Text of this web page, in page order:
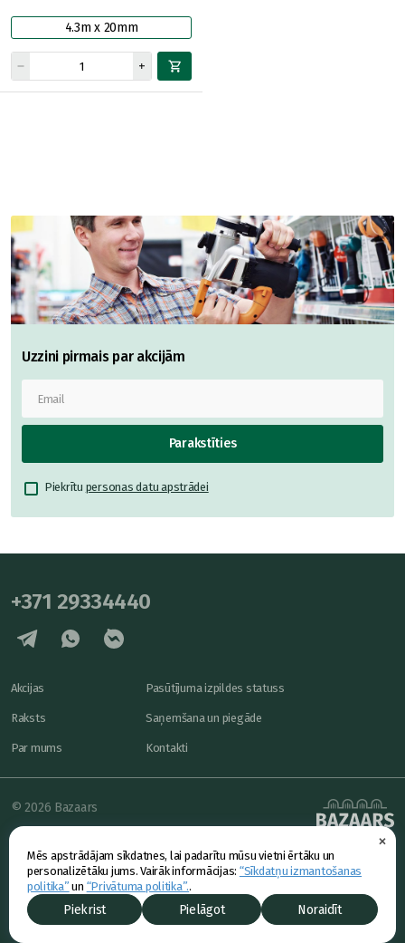
×
Mēs apstrādājam sīkdatnes, lai padarītu mūsu vietni ērtāku un
personalizētāku jums. Vairāk informācijas: “Sīkdatņu izmantošanas
politika” un “Privātuma politika”..
Piekrist Pielāgot Noraidīt
4.3m x 20mm
Uzzini pirmais par akcijām
Parakstīties
Piekrītu personas datu apstrādei
+371 29334440
Akcijas
Raksts
Par mums
Pasūtījuma izpildes statuss
Saņemšana un piegāde
Kontakti
powered by
© 2026 Bazaars
Konfidencialitāte
Piedāvājums